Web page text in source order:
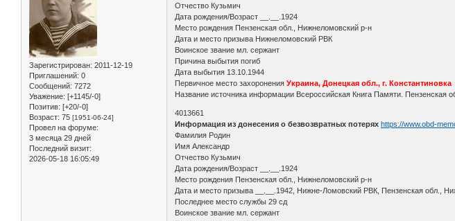
Зарегистрирован: 2011-12-19
Приглашений: 0
Сообщений: 7272
Уважение: [+1145/-0]
Позитив: [+20/-0]
Возраст: 75 [1951-06-24]
Провел на форуме:
3 месяца 29 дней
Последний визит:
2026-05-18 16:05:49
Отчество Кузьмич
Дата рождения/Возраст __.__.1924
Место рождения Пензенская обл., Нижнеломовский р-н
Дата и место призыва Нижнеломовский РВК
Воинское звание мл. сержант
Причина выбытия погиб
Дата выбытия 13.10.1944
Первичное место захороненияУкраина, Донецкая обл., г. Константиновка
Название источника информации Всероссийская Книга Памяти. Пензенская
4013661
Информация из донесения о безвозвратных потерях https://www.obd-
Фамилия Родин
Имя Александр
Отчество Кузьмич
Дата рождения/Возраст __.__.1924
Место рождения Пензенская обл., Нижнеломовский р-н
Дата и место призыва __.__.1942, Нижне-Ломовский РВК, Пензенская обл.,
Последнее место службы 29 сд
Воинское звание мл. сержант